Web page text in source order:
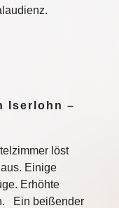
Iserlohn –
löst
Einige
Erhöhte
Ein beißender